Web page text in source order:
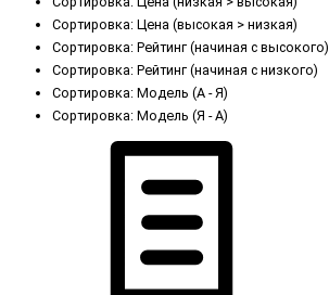
Сортировка: Цена (высокая > низкая)
Сортировка: Рейтинг (начиная с высокого)
Сортировка: Рейтинг (начиная с низкого)
Сортировка: Модель (А - Я)
Сортировка: Модель (Я - А)